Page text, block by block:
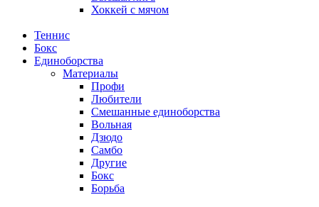
Хоккей с мячом
Теннис
Бокс
Единоборства
Материалы
Профи
Любители
Смешанные единоборства
Вольная
Дзюдо
Самбо
Другие
Бокс
Борьба